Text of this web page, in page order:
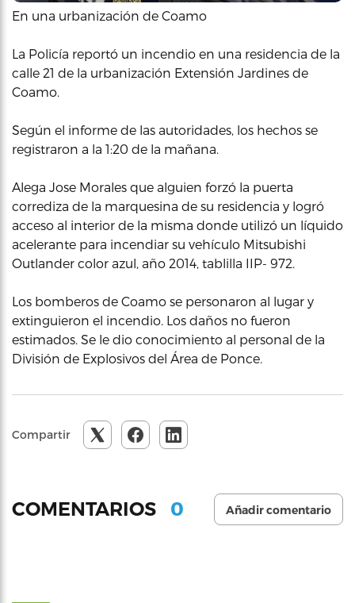
En una urbanización de Coamo
La Policía reportó un incendio en una residencia de la
calle 21 de la urbanización Extensión Jardines de
Coamo.
Según el informe de las autoridades, los hechos se
registraron a la 1:20 de la mañana.
Alega Jose Morales que alguien forzó la puerta
corrediza de la marquesina de su residencia y logró
acceso al interior de la misma donde utilizó un líquido
acelerante para incendiar su vehículo Mitsubishi
Outlander color azul, año 2014, tablilla IIP- 972.
Los bomberos de Coamo se personaron al lugar y
extinguieron el incendio. Los daños no fueron
estimados. Se le dio conocimiento al personal de la
División de Explosivos del Área de Ponce.
Compartir
COMENTARIOS 0 Añadir comentario